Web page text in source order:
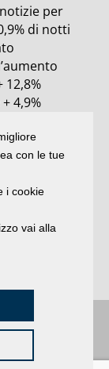
per
di notti
12,8%
4,9%
che
in
a
Nel
di Rimini
con le tue
i cookie
vai alla